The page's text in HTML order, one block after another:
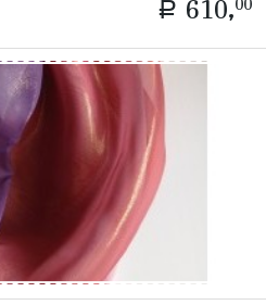
a 610,